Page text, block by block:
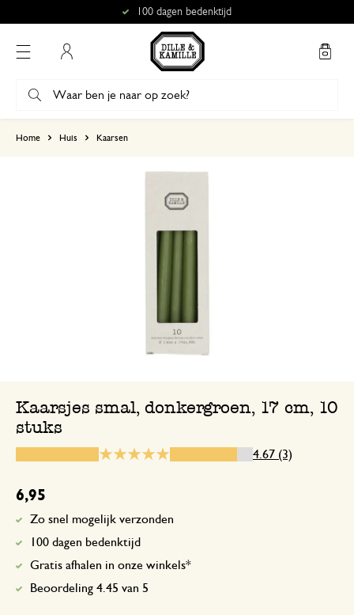
100 dagen bedenktijd
Home Huis Kaarsen
Kaarsjes smal, donkergroen, 17 cm, 10
stuks
4.67 (3)
6,95
Zo snel mogelijk verzonden
100 dagen bedenktijd
Gratis afhalen in onze winkels*
Beoordeling 4.45 van 5
Leuke kaarsjes
7 november 2024